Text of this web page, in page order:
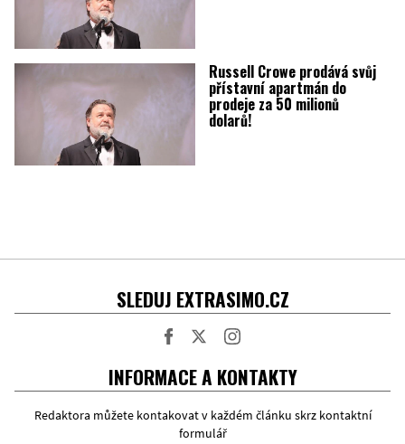
Russell Crowe prodává svůj
přístavní apartmán do
prodeje za 50 milionů
dolarů!
SLEDUJ EXTRASIMO.CZ
INFORMACE A KONTAKTY
Redaktora můžete kontakovat v každém článku skrz kontaktní
formulář